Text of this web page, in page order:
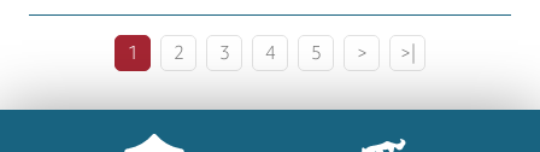
1 2 3 4 5 > >|